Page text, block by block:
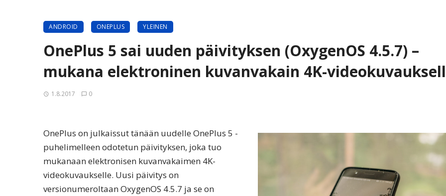
ANDROID ONEPLUS YLEINEN
OnePlus 5 sai uuden päivityksen (OxygenOS 4.5.7) –
mukana elektroninen kuvanvakain 4K-
1.8.2017 0
OnePlus on julkaissut tänään uudelle OnePlus 5 -
puhelimelleen odotetun päivityksen, joka tuo
mukanaan elektronisen kuvanvakaimen 4K-
videokuvaukselle. Uusi päivitys on
versionumeroltaan OxygenOS 4.5.7 ja se on